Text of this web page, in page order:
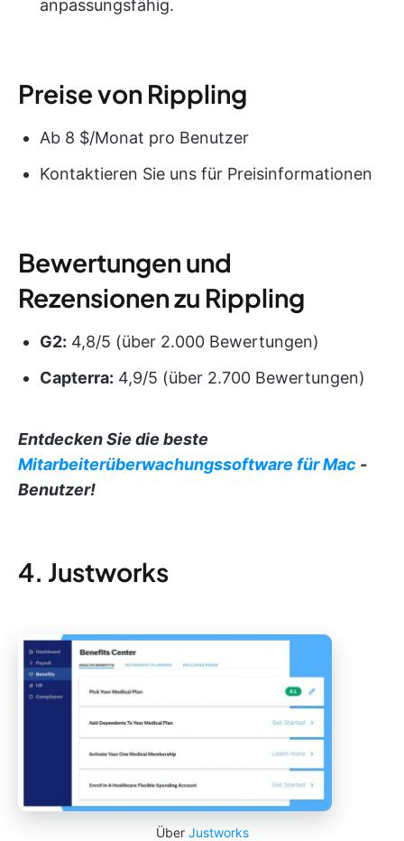
anpassungsfähig.
Preise von Rippling
Ab 8 $/Monat pro Benutzer
Kontaktieren Sie uns für Preisinformationen
Bewertungen und
Rezensionen zu Rippling
G2: 4,8/5 (über 2.000 Bewertungen)
Capterra: 4,9/5 (über 2.700 Bewertungen)
Entdecken Sie die beste
Mitarbeiterüberwachungssoftware für Mac -
Benutzer!
4. Justworks
Über Justworks